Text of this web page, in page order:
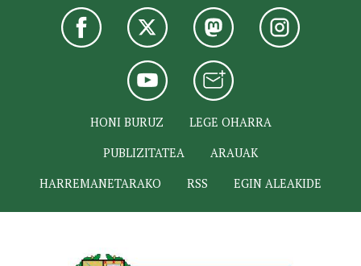
HONI BURUZ
LEGE OHARRA
PUBLIZITATEA
ARAUAK
HARREMANETARAKO
RSS EGIN ALEAKIDE